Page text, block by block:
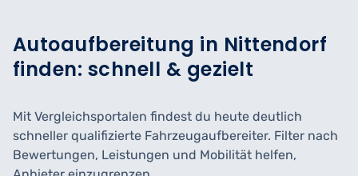
Autoaufbereitung in Nittendorf
finden: schnell & gezielt
Mit Vergleichsportalen findest du heute deutlich
schneller qualifizierte Fahrzeugaufbereiter. Filter nach
Bewertungen, Leistungen und Mobilität helfen,